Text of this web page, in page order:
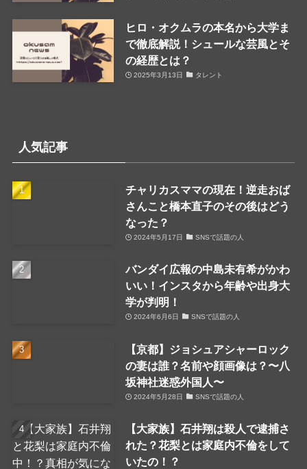
ヒロ・オクムラの本名から大学ま
で徹底解説！シュールな芸風とそ
の経歴とは？
2025年3月13日 タレント
人気記事
チャリカスママの現在！逆走おば
さんこと橋本直子のその後はどう
なった？
2024年5月17日 SNSで話題の人
バンダイ広報の中島未有希がかわ
いい！インスタから年齢や出身大
学が判明！
2024年6月6日 SNSで話題の人
【京都】ジョシュアシャーロック
の妻は誰？名前や顔画像は？〜八
坂神社迷惑外国人〜
2024年5月28日 SNSで話題の人
【大家族】石井翔は殺人で逮捕さ
れた？花梨とは家庭内不倫をして
いたの！？